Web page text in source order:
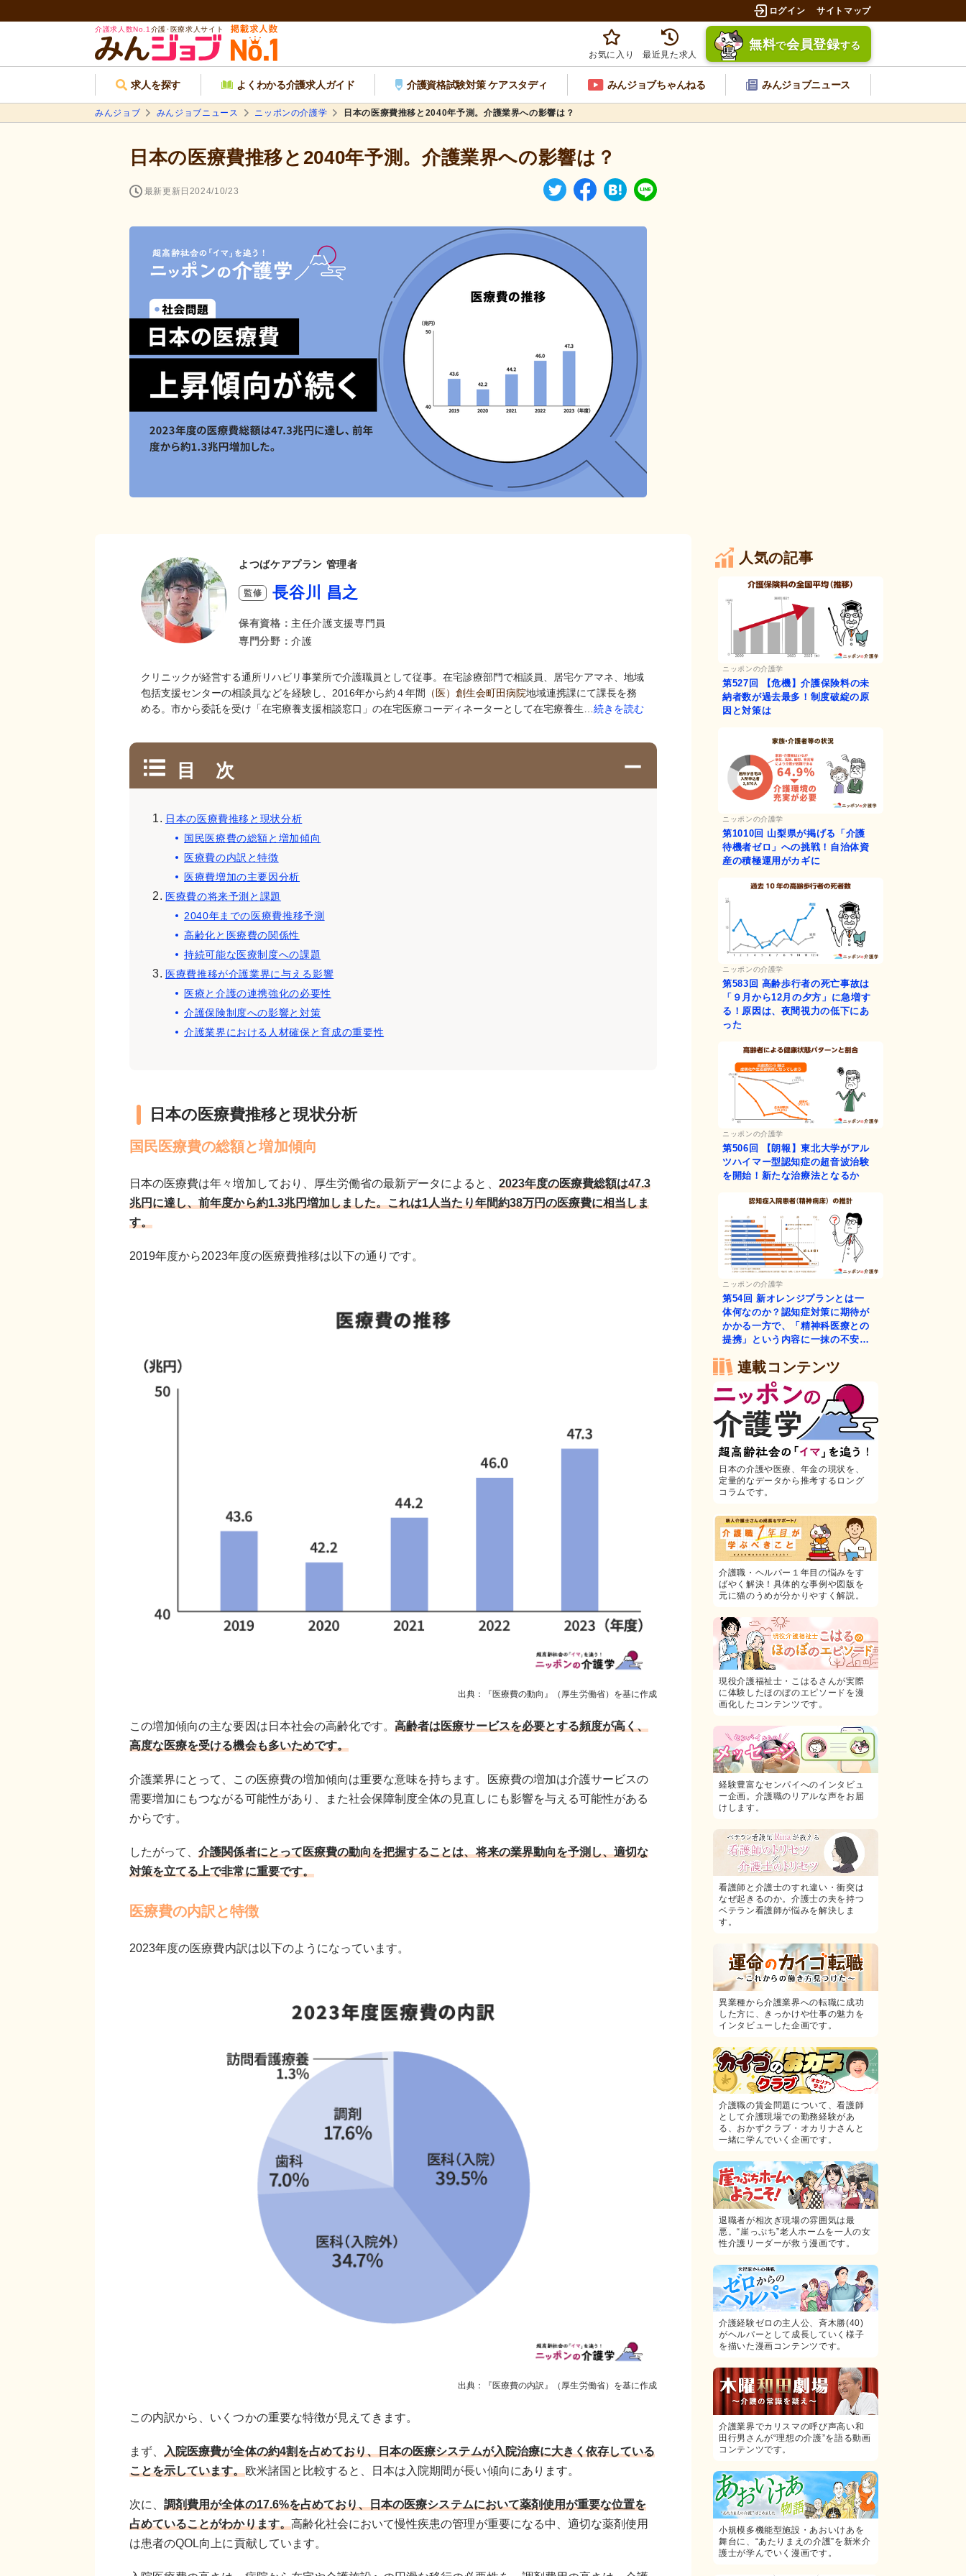
ログイン サイトマップ
介護求人数No.1 介護･医療求人サイト
お気に入り 最近見た求人
無料で会員登録する
求人を探す よくわかる介護求人ガイド 介護資格試験対策 ケアスタディ みんジョブちゃんねる みんジョブニュース
みんジョブ みんジョブニュース ニッポンの介護学 日本の医療費推移と2040年予測。介護業界への影響は？
日本の医療費推移と2040年予測。介護業界への影響は？
最新更新日 2024/10/23
よつばケアプラン 管理者
監修 長谷川 昌之
保有資格： 主任介護支援専門員
専門分野：介護
クリニックが経営する通所リハビリ事業所で介護職員として従事。在宅診療部門で相談員、居宅ケアマネ、地域
包括支援センターの相談員などを経験し、2016年から約４年間
（医）創生会町田病院地域連携課にて課長を務
める。市から委託を受け「在宅療養支援相談窓口」の在宅医療コーディネーターとして在宅療養生… 続きを読む
目 次
日本の医療費推移と現状分析
国民医療費の総額と増加傾向
医療費の内訳と特徴
医療費増加の主要因分析
医療費の将来予測と課題
2040年までの医療費推移予測
高齢化と医療費の関係性
持続可能な医療制度への課題
医療費推移が介護業界に与える影響
医療と介護の連携強化の必要性
介護保険制度への影響と対策
介護業界における人材確保と育成の重要性
日本の医療費推移と現状分析
国民医療費の総額と増加傾向
日本の医療費は年々増加しており、厚生労働省の最新データによると、 2023年度の医療費総額は47.3
兆円に達し、前年度から約1.3兆円増加しました。これは1人当たり年間約38万円の医療費に相当しま
す。
2019年度から2023年度の医療費推移は以下の通りです。
出典：『医療費の動向』（厚生労働省）を基に作成
この増加傾向の主な要因は日本社会の高齢化です。高齢者は医療サービスを必要とする頻度が高く、
高度な医療を受ける機会も多いためです。
介護業界にとって、この医療費の増加傾向は重要な意味を持ちます。医療費の増加は介護サービスの
需要増加にもつながる可能性があり、また社会保障制度全体の見直しにも影響を与える可能性がある
からです。
したがって、介護関係者にとって医療費の動向を把握することは、将来の業界動向を予測し、適切な
対策を立てる上で非常に重要です。
医療費の内訳と特徴
2023年度の医療費内訳は以下のようになっています。
出典：『医療費の内訳』（厚生労働省）を基に作成
この内訳から、いくつかの重要な特徴が見えてきます。
まず、入院医療費が全体の約4割を占めており、日本の医療システムが入院治療に大きく依存している
ことを示しています。欧米諸国と比較すると、日本は入院期間が長い傾向にあります。
次に、調剤費用が全体の17.6%を占めており、日本の医療システムにおいて薬剤使用が重要な位置を
占めていることがわかります。高齢化社会において慢性疾患の管理が重要になる中、適切な薬剤使用
は患者のQOL向上に貢献しています。
人気の記事
ニッポンの介護学
第527回
【危機】介護保険料の未
納者数が過去最多！制度破綻の原
因と対策は
ニッポンの介護学
第1010回 山梨県が掲げる「介護
待機者ゼロ」への挑戦！自治体資
産の積極運用がカギに
ニッポンの介護学
第583回 高齢歩行者の死亡事故は
「９月から12月の夕方」に急増す
る！原因は、夜間視力の低下にあ
った
ニッポンの介護学
第506回
【朗報】東北大学がアル
ツハイマー型認知症の超音波治験
を開始！新たな治療法となるか
ニッポンの介護学
第54回 新オレンジプランとは一
体何なのか？認知症対策に期待が
かかる一方で、「精神科医療との
提携」という内容に一抹の不安…
連載コンテンツ
日本の介護や医療、年金の現状を、
定量的なデータから推考するロング
コラムです。
介護職・ヘルパー１年目の悩みをす
ばやく解決！具体的な事例や図版を
元に猫のうめが分かりやすく解説。
現役介護福祉士・こはるさんが実際
に体験したほのぼのエピソードを漫
画化したコンテンツです。
経験豊富なセンパイへのインタビュ
ー企画。介護職のリアルな声をお届
けします。
看護師と介護士のすれ違い・衝突は
なぜ起きるのか。介護士の夫を持つ
ベテラン看護師が悩みを解決しま
す。
異業種から介護業界への転職に成功
した方に、きっかけや仕事の魅力を
インタビューした企画です。
介護職の賃金問題について、看護師
として介護現場での勤務経験があ
る、おかずクラブ・オカリナさんと
一緒に学んでいく企画です。
退職者が相次ぎ現場の雰囲気は最
悪。“崖っぷち”老人ホームを一人の女
性介護リーダーが救う漫画です。
介護経験ゼロの主人公、斉木勝(40)
がヘルパーとして成長していく様子
を描いた漫画コンテンツです。
介護業界でカリスマの呼び声高い和
田行男さんが“理想の介護”を語る動画
コンテンツです。
小規模多機能型施設・あおいけあを
舞台に、“あたりまえの介護”を新米介
護士が学んでいく漫画です。